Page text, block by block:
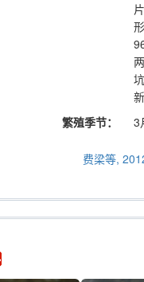
繁殖季节：
3
费梁等,